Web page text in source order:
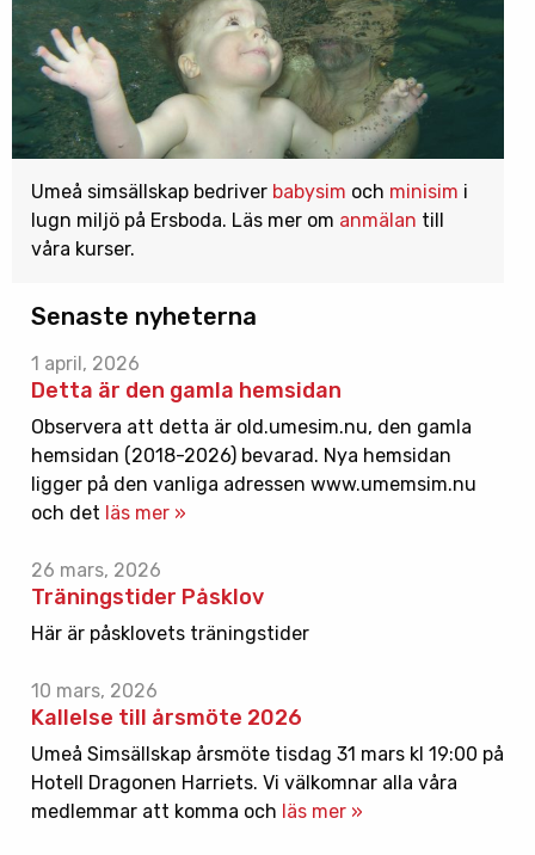
Umeå simsällskap bedriver babysim och minisim i
lugn miljö på Ersboda. Läs mer om anmälan till
våra kurser.
Senaste nyheterna
1 april, 2026
Detta är den gamla hemsidan
Observera att detta är old.umesim.nu, den gamla
hemsidan (2018-2026) bevarad. Nya hemsidan
ligger på den vanliga adressen www.umemsim.nu
och det läs mer »
26 mars, 2026
Träningstider Påsklov
Här är påsklovets träningstider
10 mars, 2026
Kallelse till årsmöte 2026
Umeå Simsällskap årsmöte tisdag 31 mars kl 19:00 på
Hotell Dragonen Harriets. Vi välkomnar alla våra
medlemmar att komma och läs mer »